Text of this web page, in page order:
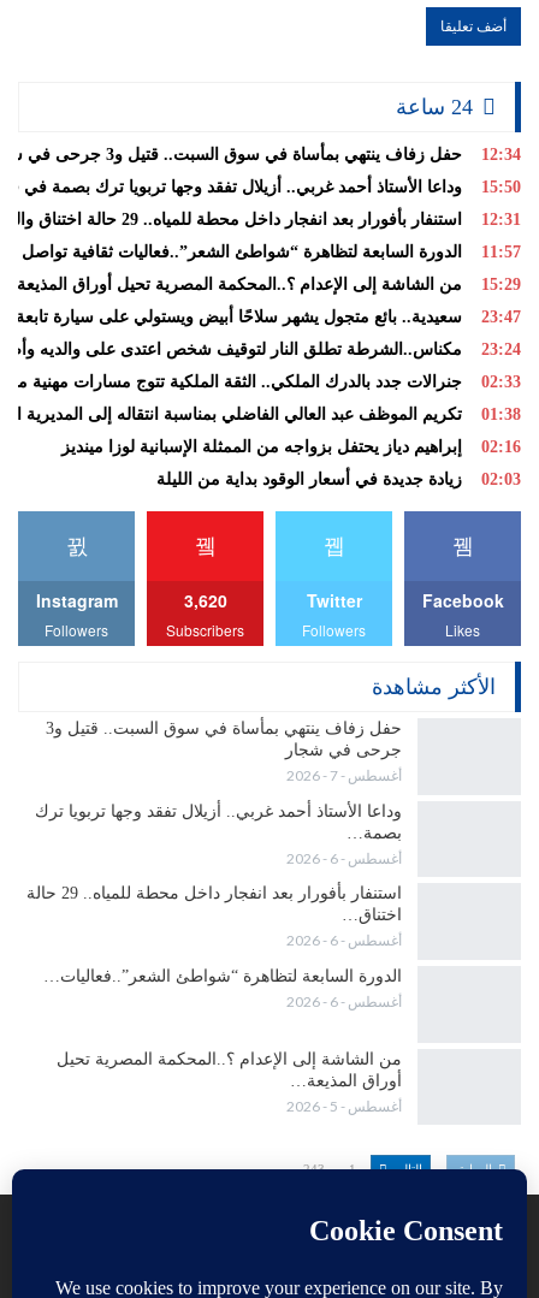
12:34
حفل زفاف ينتهي بمأساة في سوق السبت.. قتيل و3 جرحى في شجار
15:50
وداعا الأستاذ أحمد غربي.. أزيلال تفقد وجها تربويا ترك بصمة في
12:31
استنفار بأفورار بعد انفجار داخل محطة للمياه.. 29 حالة اختناق والساكنة تغادر منازلها خوفاً من الغاز
11:57
الدورة السابعة لتظاهرة “شواطئ الشعر”..فعاليات ثقافية تواصل
15:29
من الشاشة إلى الإعدام ؟..المحكمة المصرية تحيل أوراق المذيعة
23:47
سعيدية.. بائع متجول يشهر سلاحًا أبيض ويستولي على سيارة تابعة
23:24
مكناس..الشرطة تطلق النار لتوقيف شخص اعتدى على والديه
02:33
جنرالات جدد بالدرك الملكي.. الثقة الملكية تتوج مسارات مهنية
01:38
تكريم الموظف عبد العالي الفاضلي بمناسبة انتقاله إلى المديرية
02:16
إبراهيم دياز يحتفل بزواجه من الممثلة الإسبانية لوزا مينديز
02:03
زيادة جديدة في أسعار الوقود بداية من الليلة
Facebook
Likes
Twitter
Followers
3,620
Subscribers
Instagram
Followers
الأكثر مشاهدة
حفل زفاف ينتهي بمأساة في سوق السبت.. قتيل و3
جرحى في شجار
أغسطس - 7 - 2026
وداعا الأستاذ أحمد غربي.. أزيلال تفقد وجها تربويا ترك
بصمة…
أغسطس - 6 - 2026
استنفار بأفورار بعد انفجار داخل محطة للمياه.. 29 حالة
اختناق…
أغسطس - 6 - 2026
الدورة السابعة لتظاهرة “شواطئ الشعر”..فعاليات…
أغسطس - 6 - 2026
من الشاشة إلى الإعدام ؟..المحكمة المصرية تحيل
أوراق المذيعة…
أغسطس - 5 - 2026
السابق التالي 1 من 243
Facebook